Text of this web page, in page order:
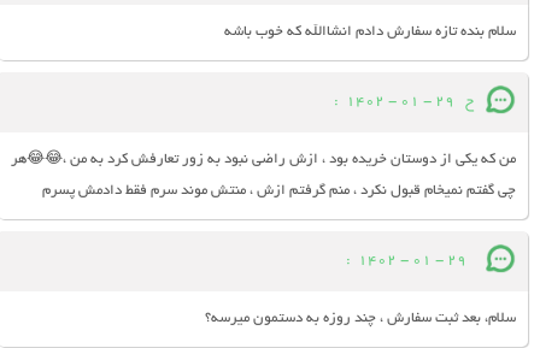
سلام بنده تازه سفارش دادم انشاالله که خوب باشه
ح 29 - 01 - 1402
:
من که یکی از دوستان خریده بود ، ازش راضی نبود به زور تعارفش کرد به من ،😂😂هر
چی گفتم نمیخام قبول نکرد ، منم گرفتم ازش ، منتش موند سرم فقط دادمش پسرم
29 - 01 - 1402
:
سلام، بعد ثبت سفارش ، چند روزه به دستمون میرسه؟